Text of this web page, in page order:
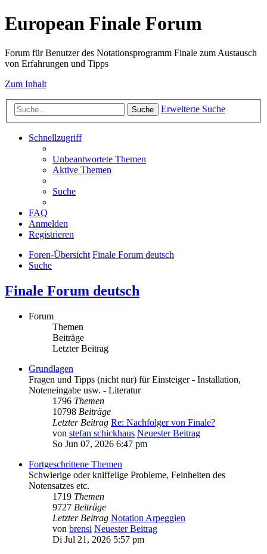
European Finale Forum
Forum für Benutzer des Notationsprogramm Finale zum Austausch
von Erfahrungen und Tipps
Zum Inhalt
Suche Erweiterte Suche
Schnellzugriff
Unbeantwortete Themen
Aktive Themen
Suche
FAQ
Anmelden
Registrieren
Foren-Übersicht Finale Forum deutsch
Suche
Finale Forum deutsch
Forum
Themen
Beiträge
Letzter Beitrag
Grundlagen
Fragen und Tipps (nicht nur) für Einsteiger - Installation,
Noteneingabe usw. - Literatur
1796 Themen
10798 Beiträge
Letzter Beitrag Re: Nachfolger von Finale?
von stefan schickhaus Neuester Beitrag
So Jun 07, 2026 6:47 pm
Fortgeschrittene Themen
Schwierige oder kniffelige Probleme, Feinheiten des
Notensatzes etc.
1719 Themen
9727 Beiträge
Letzter Beitrag Notation Arpeggien
von brensi Neuester Beitrag
Di Jul 21, 2026 5:57 pm